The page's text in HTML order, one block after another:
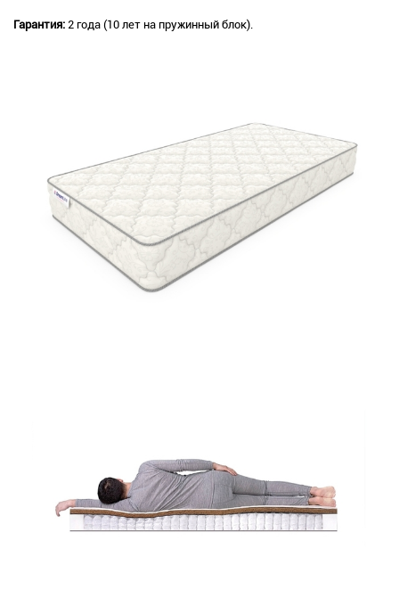
Гарантия: 2 года (10 лет на пружинный блок).